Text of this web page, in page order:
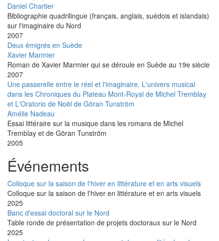
Daniel Chartier
Bibliographie quadrilingue (français, anglais, suédois et islandais)
sur l'imaginaire du Nord
2007
Deux émigrés en Suède
Xavier Marmier
Roman de Xavier Marmier qui se déroule en Suède au 19e siècle
2007
Une passerelle entre le réel et l'imaginaire. L'univers musical
dans les Chroniques du Plateau Mont-Royal de Michel Tremblay
et L'Oratorio de Noël de Göran Tunström
Amélie Nadeau
Essai littéraire sur la musique dans les romans de Michel
Tremblay et de Göran Tunström
2005
Événements
Colloque sur la saison de l'hiver en littérature et en arts visuels
Colloque sur la saison de l'hiver en littérature et en arts visuels
2025
Banc d'essai doctoral sur le Nord
Table ronde de présentation de projets doctoraux sur le Nord
2025